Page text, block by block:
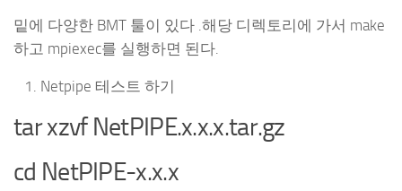
밑에 다양한 BMT 툴이 있다 .해당 디렉토리에 가서 make
하고 mpiexec를 실행하면 된다.
Netpipe 테스트 하기
tar xzvf NetPIPE.x.x.x.tar.gz
cd NetPIPE-x.x.x